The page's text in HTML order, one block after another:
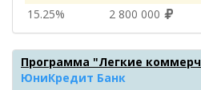
15.25%
2 800 000
Программа "Легкие
ЮниКредит Банк